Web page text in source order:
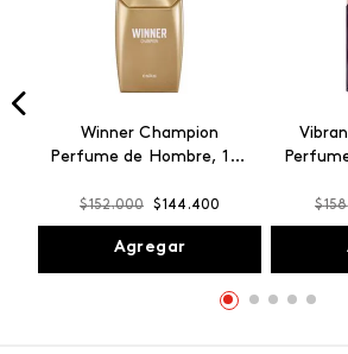
Winner Champion
Perfume de Hombre, 100
$152.000 $144 .400
Agregar
$158